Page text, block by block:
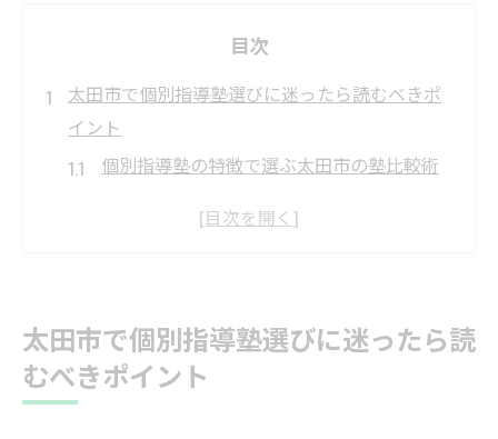
目次
太田市で個別指導塾選びに迷ったら読むべきポ
イント
個別指導塾の特徴で選ぶ太田市の塾比較術
とは
口コミを参考に個別指導塾を選ぶ際の注意
太田市で個別指導塾選びに迷ったら読
むべきポイント